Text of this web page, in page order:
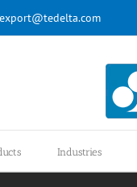
export@tedelta.com
Industries